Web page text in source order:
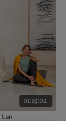
01:15:02